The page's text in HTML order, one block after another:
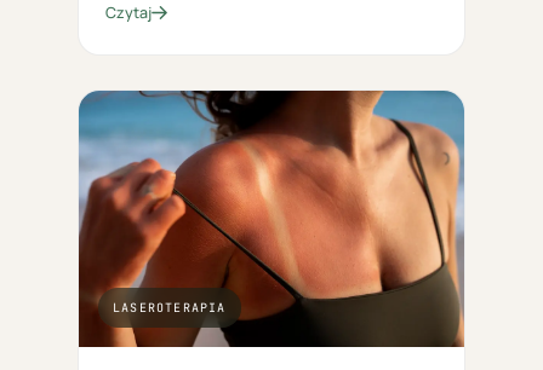
Czytaj
LASEROTERAPIA